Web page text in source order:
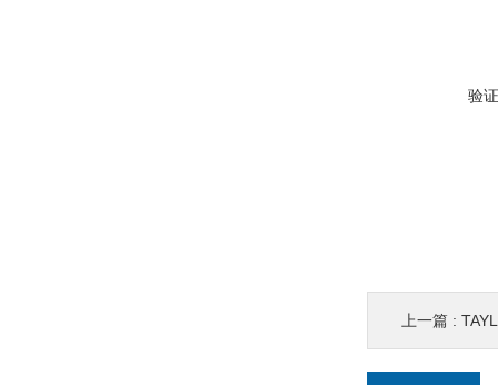
验
上一篇 :